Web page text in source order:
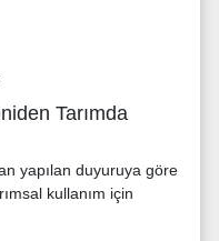
Tarımda
yapılan duyuruya göre
kullanım için